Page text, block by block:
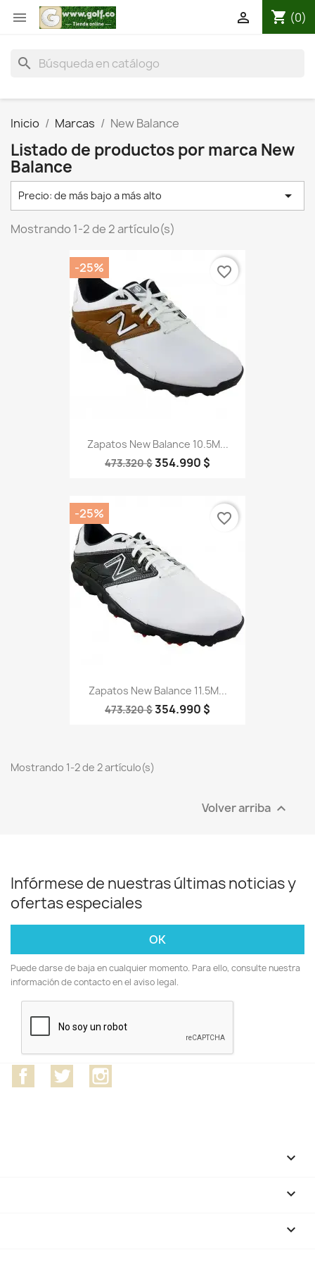
 shopping_cart (0)

search
Inicio Marcas New Balance
Listado de productos por marca New
Balance
Precio: de más bajo a más alto 
Mostrando 1-2 de 2 artículo(s)
Zapatos New Balance 10.5M...
473.320 $354.990 $
-25% favorite_border
Zapatos New Balance 11.5M...
473.320 $354.990 $
-25% favorite_border
Mostrando 1-2 de 2 artículo(s)
Volver arriba 
Infórmese de nuestras últimas noticias y
ofertas especiales
Puede darse de baja en cualquier momento. Para ello, consulte nuestra
información de contacto en el aviso legal.
FacebookTwitter


